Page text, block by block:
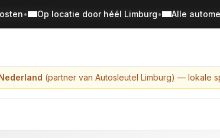
• Op locatie door héél Limburg• Alle
(partner van Autosleutel Limburg) — lokale